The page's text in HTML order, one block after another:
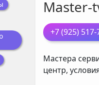
Master-
+7 (925) 517-
Мастера
центр,